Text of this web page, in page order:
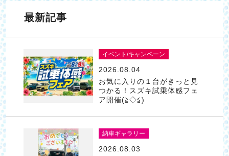
最新記事
イベント/キャンペーン
2026.08.04
お気に入りの１台がきっと見
つかる！スズキ試乗体感フェ
ア開催(≧◇≦)
納車ギャラリー
2026.08.03